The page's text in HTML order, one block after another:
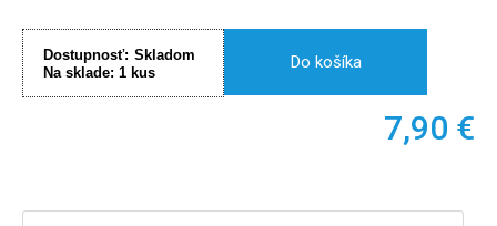
Dostupnosť: Skladom
Na sklade: 1 kus
Do košíka
7,90 €